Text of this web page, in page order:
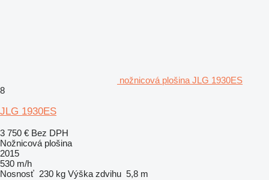
nožnicová plošina JLG 1930ES
8
JLG 1930ES
3 750 € Bez DPH
Nožnicová plošina
2015
530 m/h
Nosnosť 230 kg Výška zdvihu 5,8 m